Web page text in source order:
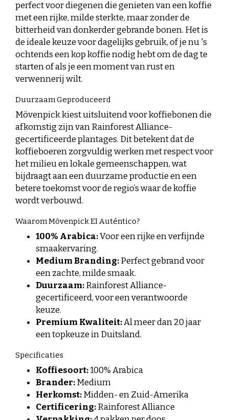
perfect voor diegenen die genieten van een koffie
met een rijke, milde sterkte, maar zonder de
bitterheid van donkerder gebrande bonen. Het is
de ideale keuze voor dagelijks gebruik, of je nu 's
ochtends een kop koffie nodig hebt om de dag te
starten of als je een moment van rust en
verwennerij wilt.
Duurzaam Geproduceerd
Mövenpick kiest uitsluitend voor koffiebonen die
afkomstig zijn van Rainforest Alliance-
gecertificeerde plantages. Dit betekent dat de
koffieboeren zorgvuldig werken met respect voor
het milieu en lokale gemeenschappen, wat
bijdraagt aan een duurzame productie en een
betere toekomst voor de regio’s waar de koffie
wordt verbouwd.
Waarom Mövenpick El Auténtico?
100% Arabica:Voor een rijke en verfijnde
smaakervaring.
Medium Branding:Perfect gebrand voor
een zachte, milde smaak.
Duurzaam:Rainforest Alliance-
gecertificeerd, voor een verantwoorde
keuze.
Premium Kwaliteit:Al meer dan 20 jaar
een topkeuze in Duitsland.
Specificaties
Koffiesoort:100% Arabica
Brander:Medium
Herkomst:Midden- en Zuid-Amerika
Certificering:Rainforest Alliance